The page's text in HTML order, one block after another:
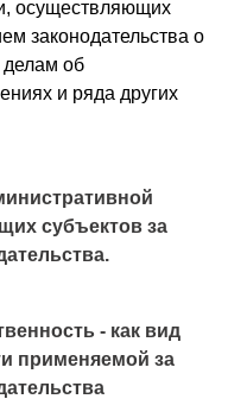
осуществляющих
законодательства о
делам об
и ряда других
субъектов за
- как вид
применяемой за